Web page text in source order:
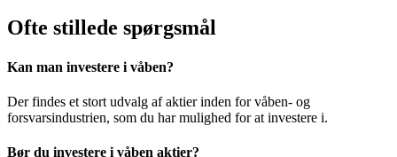
Ofte stillede spørgsmål
Kan man investere i våben?
Der findes et stort udvalg af aktier inden for våben- og
forsvarsindustrien, som du har mulighed for at investere i.
Bør du investere i våben aktier?